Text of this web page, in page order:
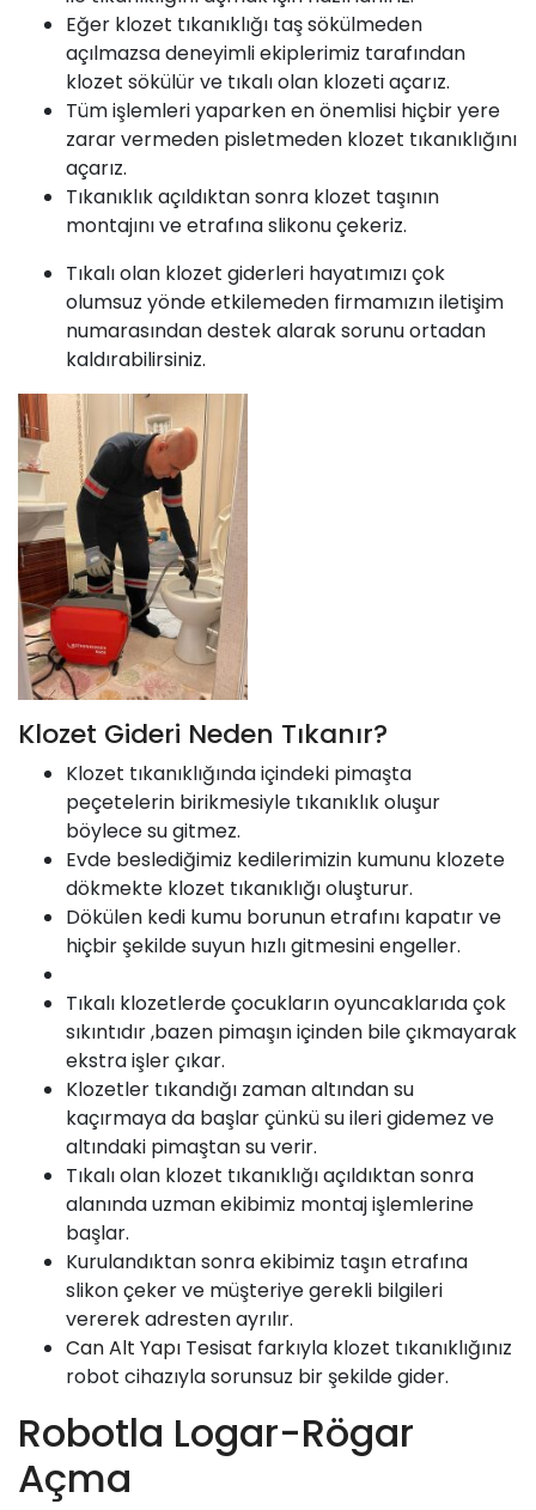
Eğer klozet tıkanıklığı taş sökülmeden
açılmazsa deneyimli ekiplerimiz tarafından
klozet sökülür ve tıkalı olan klozeti açarız.
Tüm işlemleri yaparken en önemlisi hiçbir yere
zarar vermeden pisletmeden klozet tıkanıklığını
açarız.
Tıkanıklık açıldıktan sonra klozet taşının
montajını ve etrafına slikonu çekeriz.
Tıkalı olan klozet giderleri hayatımızı çok
olumsuz yönde etkilemeden firmamızın iletişim
numarasından destek alarak sorunu ortadan
kaldırabilirsiniz.
Klozet Gideri Neden Tıkanır?
Klozet tıkanıklığında içindeki pimaşta
peçetelerin birikmesiyle tıkanıklık oluşur
böylece su gitmez.
Evde beslediğimiz kedilerimizin kumunu klozete
dökmekte klozet tıkanıklığı oluşturur.
Dökülen kedi kumu borunun etrafını kapatır ve
hiçbir şekilde suyun hızlı gitmesini engeller.
Tıkalı klozetlerde çocukların oyuncaklarıda çok
sıkıntıdır ,bazen pimaşın içinden bile çıkmayarak
ekstra işler çıkar.
Klozetler tıkandığı zaman altından su
kaçırmaya da başlar çünkü su ileri gidemez ve
altındaki pimaştan su verir.
Tıkalı olan klozet tıkanıklığı açıldıktan sonra
alanında uzman ekibimiz montaj işlemlerine
başlar.
Kurulandıktan sonra ekibimiz taşın etrafına
slikon çeker ve müşteriye gerekli bilgileri
vererek adresten ayrılır.
Can Alt Yapı Tesisat farkıyla klozet tıkanıklığınız
robot cihazıyla sorunsuz bir şekilde gider.
Robotla Logar-Rögar
Açma